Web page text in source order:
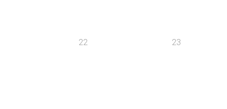
22 23